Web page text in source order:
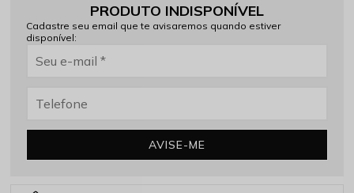
PRODUTO INDISPONÍVEL
Cadastre seu email que te avisaremos quando estiver
disponível:
AVISE-ME